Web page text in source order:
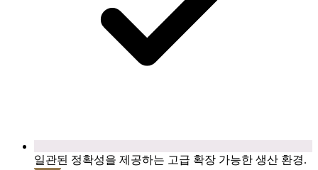
일관된 정확성을 제공하는 고급 확장 가능한 생산 환경.